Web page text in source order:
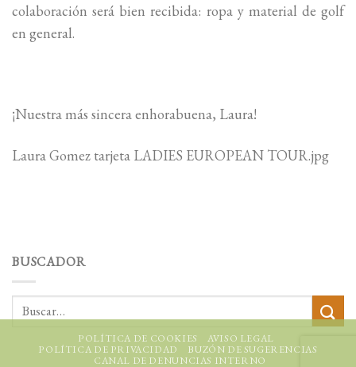
colaboración será bien recibida: ropa y material de golf
en general.
¡Nuestra más sincera enhorabuena, Laura!
Laura Gomez tarjeta LADIES EUROPEAN TOUR.jpg
BUSCADOR
POLÍTICA DE COOKIES
AVISO LEGAL
POLÍTICA DE PRIVACIDAD
BUZÓN DE SUGERENCIAS
CANAL DE DENUNCIAS INTERNO